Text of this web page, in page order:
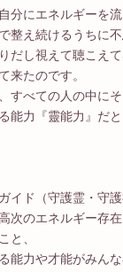
分にエネルギーを流
整え続けるうちに
だし視えて聴こえて
来たのです。
すべての人の中に
能力『靈能力』だ
イド（守護霊・守
次のエネルギー存在
と、
能力や才能がみんな